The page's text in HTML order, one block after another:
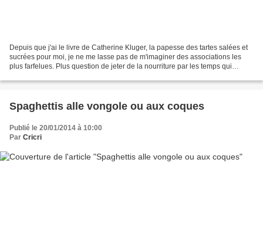
Depuis que j'ai le livre de Catherine Kluger, la papesse des tartes salées et
sucrées pour moi, je ne me lasse pas de m'imaginer des associations les
plus farfelues. Plus question de jeter de la nourriture par les temps qui
Spaghettis alle vongole ou aux coques
Publié le 20/01/2014 à 10:00
Par Cricri